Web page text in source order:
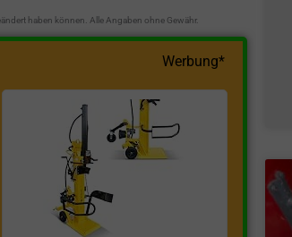
haben können. Alle Angaben ohne Gewähr.
Werbung*